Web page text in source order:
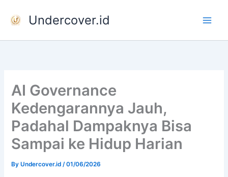
Undercover.id
AI Governance
Kedengarannya Jauh,
Padahal Dampaknya Bisa
Sampai ke Hidup Harian
ByUndercover.id/01/06/2026